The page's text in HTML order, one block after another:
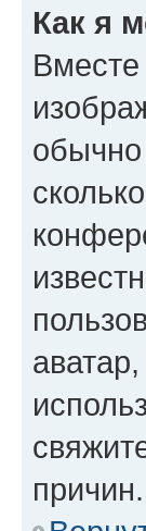
Как я
Вместе
обычно
причин.